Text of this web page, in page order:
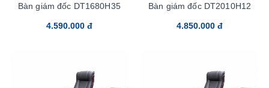
Bàn giám đốc DT1680H35
4.590.000 đ
Bàn giám đốc DT2010H12
4.850.000 đ